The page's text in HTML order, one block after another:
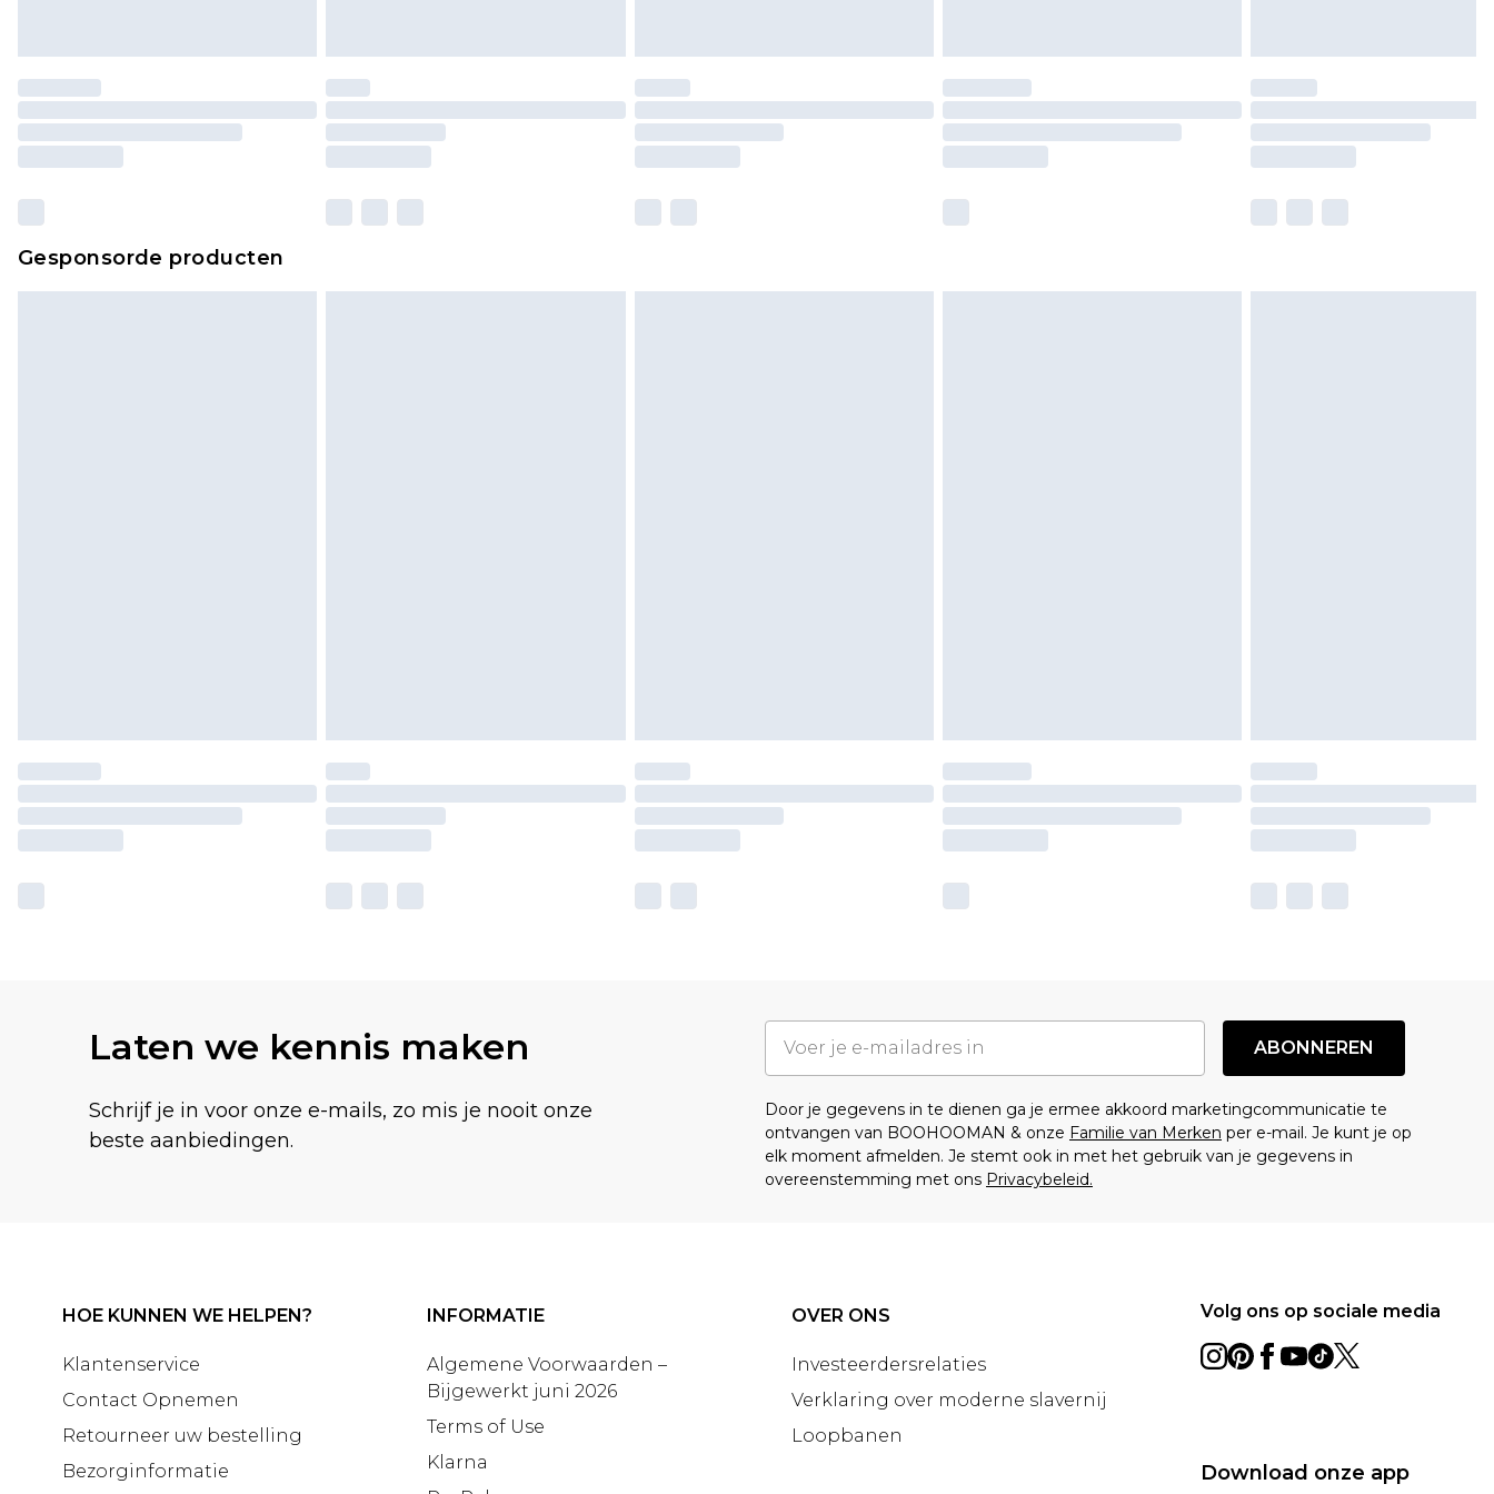
Gesponsorde producten
Laten we kennis maken
Schrijf je in voor onze e-mails, zo mis je nooit onze
beste aanbiedingen.
ABONNEREN
Door je gegevens in te dienen ga je ermee akkoord marketingcommunicatie te
ontvangen van BOOHOOMAN & onze Familie van Merken per e-mail. Je kunt je op
elk moment afmelden. Je stemt ook in met het gebruik van je gegevens in
overeenstemming met ons Privacybeleid.
HOE KUNNEN WE HELPEN?
Klantenservice
Contact Opnemen
Retourneer uw bestelling
Bezorginformatie
INFORMATIE
Algemene Voorwaarden –
Bijgewerkt juni 2026
Terms of Use
Klarna
OVER ONS
Investeerdersrelaties
Verklaring over moderne slavernij
Loopbanen
Volg ons op sociale media
Download onze app